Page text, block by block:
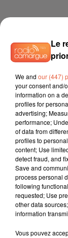
Le
We and our (447)
your consent and/
information on a
profiles for
advertising;
performance;
of data from
profiles to
content; Use
detect fraud, and
Save and
process personal
following
requested; Use
other data
information
Vous pouvez